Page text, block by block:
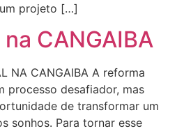
projeto […]
CANGAIBA
NA CANGAIBA A reforma
processo desafiador, mas
de transformar um
sonhos. Para tornar esse